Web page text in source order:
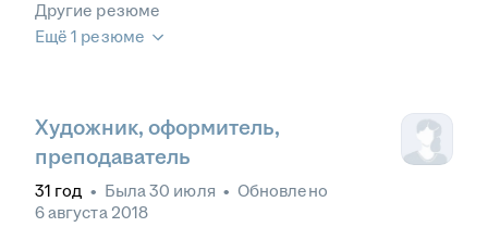
Другие резюме
Ещё 1 резюме
Художник, оформитель,
преподаватель
31 год • Была30 июля • Обновлено
6 августа 2018